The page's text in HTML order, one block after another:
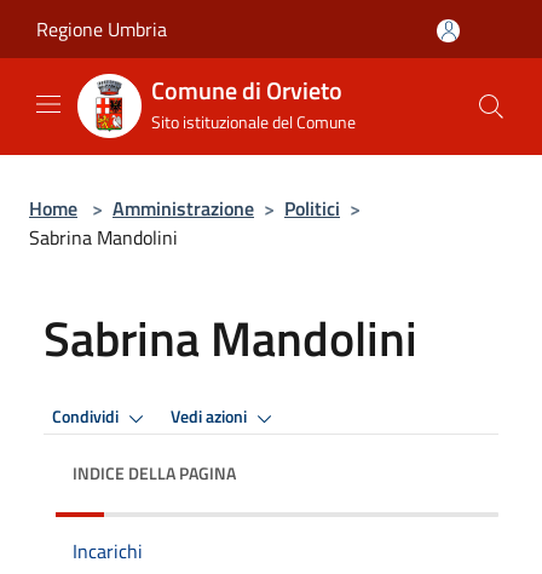
Regione Umbria
Comune di Orvieto
Sito istituzionale del Comune
Home > Amministrazione > Politici >
Sabrina Mandolini
Sabrina Mandolini
Condividi Vedi azioni
INDICE DELLA PAGINA
Incarichi